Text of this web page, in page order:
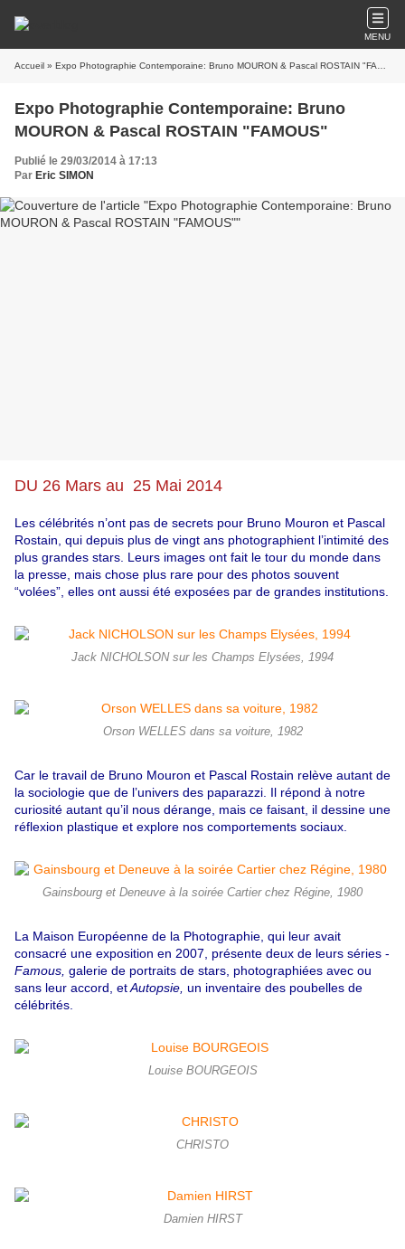
MENU
Accueil » Expo Photographie Contemporaine: Bruno MOURON & Pascal ROSTAIN "FAMOUS"
Expo Photographie Contemporaine: Bruno
MOURON & Pascal ROSTAIN "FAMOUS"
Publié le 29/03/2014 à 17:13
Par Eric SIMON
DU 26 Mars au 25 Mai 2014
Les célébrités n’ont pas de secrets pour Bruno Mouron et Pascal
Rostain, qui depuis plus de vingt ans photographient l’intimité des
plus grandes stars. Leurs images ont fait le tour du monde dans
la presse, mais chose plus rare pour des photos souvent
“volées”, elles ont aussi été exposées par de grandes institutions.
Jack NICHOLSON sur les Champs Elysées, 1994
Orson WELLES dans sa voiture, 1982
Car le travail de Bruno Mouron et Pascal Rostain relève autant de
la sociologie que de l’univers des paparazzi. Il répond à notre
curiosité autant qu’il nous dérange, mais ce faisant, il dessine une
réflexion plastique et explore nos comportements sociaux.
Gainsbourg et Deneuve à la soirée Cartier chez Régine, 1980
La Maison Européenne de la Photographie, qui leur avait
consacré une exposition en 2007, présente deux de leurs séries -
Famous, galerie de portraits de stars, photographiées avec ou
sans leur accord, etAutopsie, un inventaire des poubelles de
célébrités.
Louise BOURGEOIS
CHRISTO
Damien HIRST